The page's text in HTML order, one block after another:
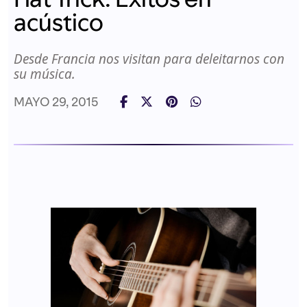
acústico
Desde Francia nos visitan para deleitarnos con
su música.
MAYO 29, 2015